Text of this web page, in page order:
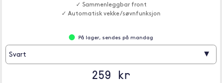
✓ Sammenleggbar front
✓ Automatisk vekke/søvnfunksjon
På lager, sendes på mandag
Svart ▾
259 kr